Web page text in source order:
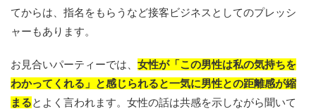
てからは、指名をもらうなど接客ビジネスとしてのプレッシ
ャーもあります。
お見合いパーティーでは、 女性が「この男性は私の気持ちを
わかってくれる」と感じられると一気に男性との距離感が縮
まるとよく言われます。女性の話は共感を示しながら聞いて